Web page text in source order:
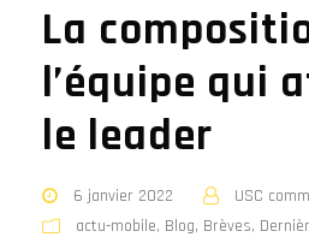
La
l’équipe qui
le leader
6 janvier 2022
USC
actu-mobile, Blog, Brèves,